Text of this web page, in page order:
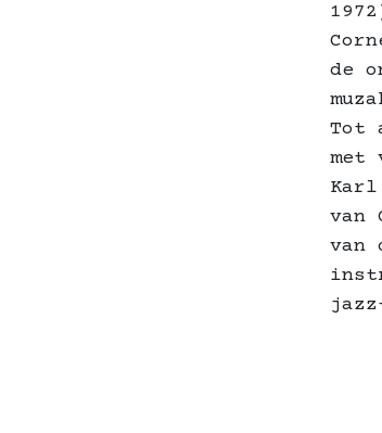
de
Tot
met
Karl
van
van